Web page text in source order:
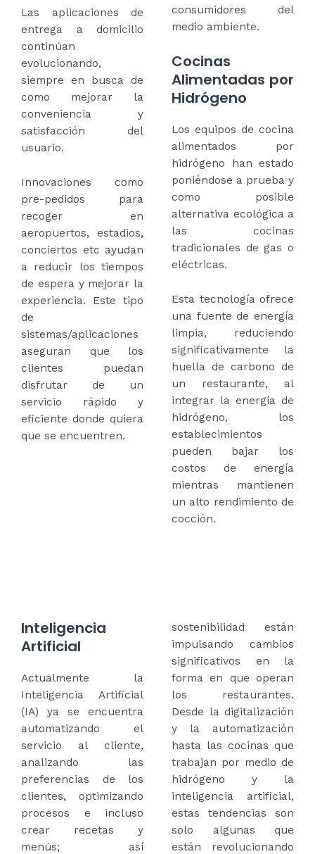
Las aplicaciones de
entrega a domicilio
continúan
evolucionando,
siempre en busca de
como mejorar la
conveniencia y
satisfacción del
usuario.
Innovaciones como
pre-pedidos para
recoger en
aeropuertos, estadios,
conciertos etc ayudan
a reducir los tiempos
de espera y mejorar la
experiencia. Este tipo
de
sistemas/aplicaciones
aseguran que los
clientes puedan
disfrutar de un
servicio rápido y
eficiente donde quiera
que se encuentren.
consumidores del
medio ambiente.
Cocinas
Alimentadas por
Hidrógeno
Los equipos de cocina
alimentados por
hidrógeno han estado
poniéndose a prueba y
como posible
alternativa ecológica a
las cocinas
tradicionales de gas o
eléctricas.
Esta tecnología ofrece
una fuente de energía
limpia, reduciendo
significativamente la
huella de carbono de
un restaurante, al
integrar la energía de
hidrógeno, los
establecimientos
pueden bajar los
costos de energía
mientras mantienen
un alto rendimiento de
cocción.
Inteligencia
Artificial
Actualmente la
Inteligencia Artificial
(IA) ya se encuentra
automatizando el
servicio al cliente,
analizando las
preferencias de los
clientes, optimizando
procesos e incluso
crear recetas y
menús; así
sostenibilidad están
impulsando cambios
significativos en la
forma en que operan
los restaurantes.
Desde la digitalización
y la automatización
hasta las cocinas que
trabajan por medio de
hidrógeno y la
inteligencia artificial,
estas tendencias son
solo algunas que
están revolucionando